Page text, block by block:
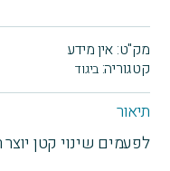
טריקו
שרוול
קצר
תיאור
לפעמים שינוי קטן יוצר
מק"ט: אין מידע
קטגוריה: ביגוד